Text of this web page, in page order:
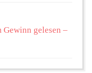
Gewinn gelesen –